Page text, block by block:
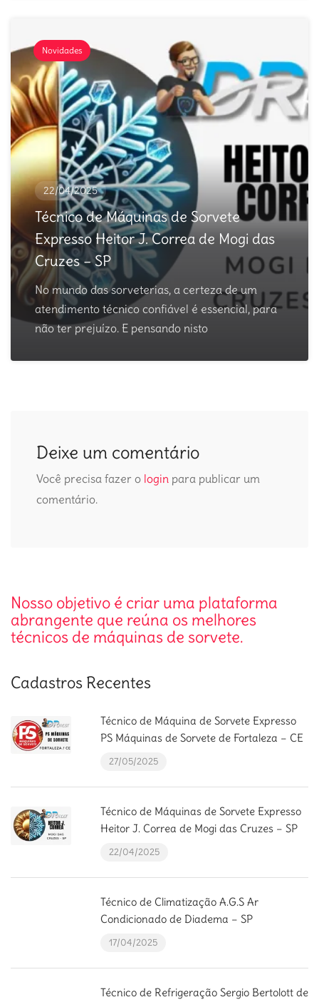
Novidades
22/04/2025
Técnico de Máquinas de Sorvete
Expresso Heitor J. Correa de Mogi das
Cruzes – SP
No mundo das sorveterias, a certeza de um
atendimento técnico confiável é essencial, para
não ter prejuízo. E pensando nisto
Deixe um comentário
Você precisa fazer o login para publicar um
comentário.
Nosso objetivo é criar uma plataforma
abrangente que reúna os melhores
técnicos de máquinas de sorvete.
Cadastros Recentes
Técnico de Máquina de Sorvete Expresso
PS Máquinas de Sorvete de Fortaleza – CE
27/05/2025
Técnico de Máquinas de Sorvete Expresso
Heitor J. Correa de Mogi das Cruzes – SP
22/04/2025
Técnico de Climatização A.G.S Ar
Condicionado de Diadema – SP
17/04/2025
Técnico de Refrigeração Sergio Bertolott de